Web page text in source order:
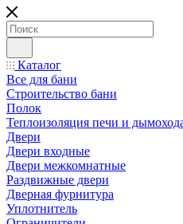
Каталог
Все для бани
Строительство бани
Полок
Теплоизоляция печи и
Двери
Двери входные
Двери межкомнатные
Раздвижные двери
Дверная фурнитура
Уплотнитель